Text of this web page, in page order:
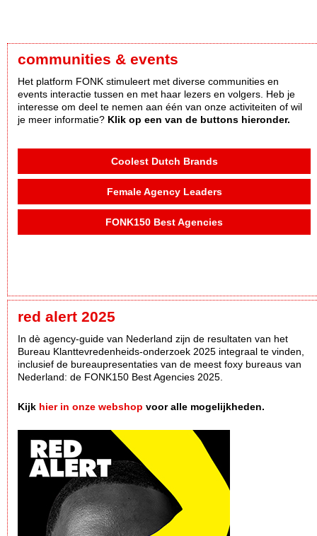
communities & events
Het platform FONK stimuleert met diverse communities en
events interactie tussen en met haar lezers en volgers. Heb je
interesse om deel te nemen aan één van onze activiteiten of wil
je meer informatie? Klik op een van de buttons hieronder.
Coolest Dutch Brands
Female Agency Leaders
FONK150 Best Agencies
red alert 2025
In dè agency-guide van Nederland zijn de resultaten van het
Bureau Klanttevredenheids-onderzoek 2025 integraal te vinden,
inclusief de bureaupresentaties van de meest foxy bureaus van
Nederland: de FONK150 Best Agencies 2025.
Kijk hier in onze webshop voor alle mogelijkheden.